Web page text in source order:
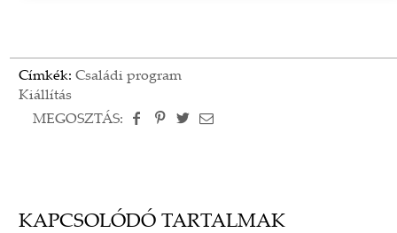
Címkék: Családi program
Kiállítás
MEGOSZTÁS:
KAPCSOLÓDÓ TARTALMAK